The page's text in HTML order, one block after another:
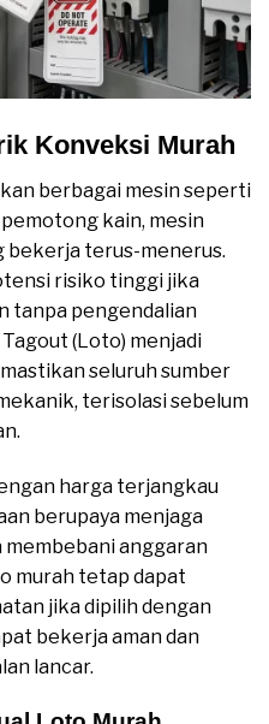
Konveksi Murah
berbagai mesin seperti
kain, mesin
bekerja terus-menerus.
risiko tinggi jika
tanpa pengendalian
(Loto) menjadi
seluruh sumber
terisolasi sebelum
harga terjangkau
berupaya menjaga
anggaran
murah tetap dapat
jika dipilih dengan
bekerja aman dan
lancar.